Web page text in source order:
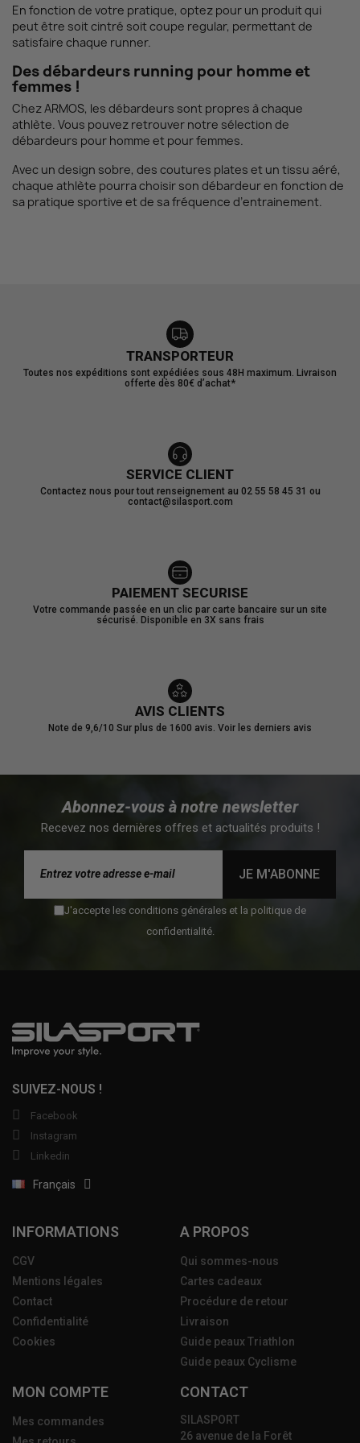
En fonction de votre pratique, optez pour un produit qui
peut être soit cintré soit coupe regular, permettant de
satisfaire chaque runner.
Des débardeurs running pour homme et
femmes !
Chez ARMOS, les débardeurs sont propres à chaque
athlète. Vous pouvez retrouver notre sélection de
débardeurs pour homme et pour femmes.
Avec un design sobre, des coutures plates et un tissu aéré,
chaque athlète pourra choisir son débardeur en fonction de
sa pratique sportive et de sa fréquence d’entrainement.
TRANSPORTEUR
Toutes nos expéditions sont expédiées sous 48H maximum. Livraison
offerte dès 80€ d’achat*
SERVICE CLIENT
Contactez nous pour tout renseignement au 02 55 58 45 31 ou
contact@silasport.com
PAIEMENT SECURISE
Votre commande passée en un clic par carte bancaire sur un site
sécurisé. Disponible en 3X sans frais
AVIS CLIENTS
Note de 9,6/10 Sur plus de 1600 avis. Voir les derniers avis
Abonnez-vous à notre newsletter
Recevez nos dernières offres et actualités produits !
JE M'ABONNE
J'accepte les conditions générales et la politique de
confidentialité.
SUIVEZ-NOUS !
Facebook
Instagram
Linkedin
Français
INFORMATIONS
CGV
Mentions légales
Contact
Confidentialité
Cookies
A PROPOS
Qui sommes-nous
Cartes cadeaux
Procédure de retour
Livraison
Guide peaux Triathlon
Guide peaux Cyclisme
MON COMPTE
Mes commandes
CONTACT
SILASPORT
26 avenue de la Forêt